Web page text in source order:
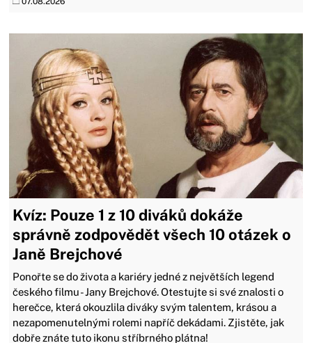
Kvíz: Pouze 1 z 10 diváků dokáže
správně zodpovědět všech 10 otázek o
Janě Brejchové
Ponořte se do života a kariéry jedné z největších legend
českého filmu - Jany Brejchové. Otestujte si své znalosti o
herečce, která okouzlila diváky svým talentem, krásou a
nezapomenutelnými rolemi napříč dekádami. Zjistěte, jak
dobře znáte tuto ikonu stříbrného plátna!